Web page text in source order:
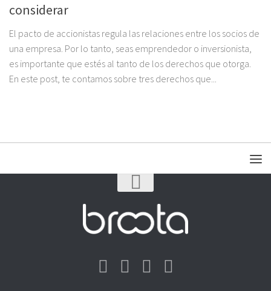
considerar
El pacto de accionistas regula las relaciones entre los socios de
una empresa. Por lo tanto, seas emprendedor o inversionista,
es importante que estés al tanto de los derechos que otorga.
En este post, te contamos sobre tres derechos que...